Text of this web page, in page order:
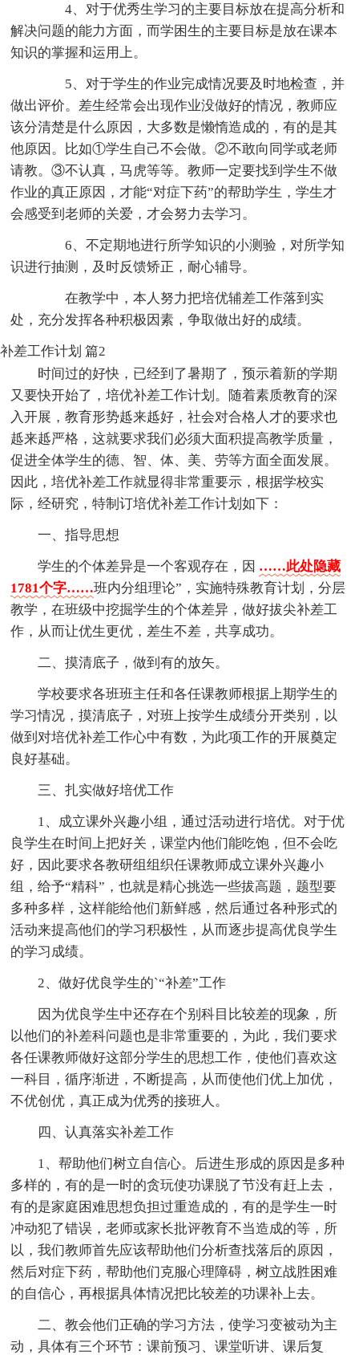
4、对于优秀生学习的主要目标放在提高分析和
解决问题的能力方面，而学困生的主要目标是放在课本
知识的掌握和运用上。
5、对于学生的作业完成情况要及时地检查，并
做出评价。差生经常会出现作业没做好的情况，教师应
该分清楚是什么原因，大多数是懒惰造成的，有的是其
他原因。比如①学生自己不会做。②不敢向同学或老师
请教。③不认真，马虎等等。教师一定要找到学生不做
作业的真正原因，才能“对症下药”的帮助学生，学生才
会感受到老师的关爱，才会努力去学习。
6、不定期地进行所学知识的小测验，对所学知
识进行抽测，及时反馈矫正，耐心辅导。
在教学中，本人努力把培优辅差工作落到实
处，充分发挥各种积极因素，争取做出好的成绩。
补差工作计划 篇2
时间过的好快，已经到了暑期了，预示着新的学期
又要快开始了，培优补差工作计划。随着素质教育的深
入开展，教育形势趆来趆好，社会对合格人才的要求也
趆来趆严格，这就要求我们必须大面积提高教学质量，
促进全体学生的德、智、体、美、劳等方面全面发展。
因此，培优补差工作就显得非常重要示，根据学校实
际，经研究，特制订培优补差工作计划如下：
一、指导思想
学生的个体差异是一个客观存在，因 ……此处隐藏
1781个字……班内分组理论”，实施特殊教育计划，分层
教学，在班级中挖掘学生的个体差异，做好拔尖补差工
作，从而让优生更优，差生不差，共享成功。
二、摸清底子，做到有的放矢。
学校要求各班班主任和各任课教师根据上期学生的
学习情况，摸清底子，对班上按学生成绩分开类别，以
做到对培优补差工作心中有数，为此项工作的开展奠定
良好基础。
三、扎实做好培优工作
1、成立课外兴趣小组，通过活动进行培优。对于优
良学生在时间上把好关，课堂内他们能吃饱，但不会吃
好，因此要求各教研组组织任课教师成立课外兴趣小
组，给予“精科”，也就是精心挑选一些拔高题，题型要
多种多样，这样能给他们新鲜感，然后通过各种形式的
活动来提高他们的学习积极性，从而逐步提高优良学生
的学习成绩。
2、做好优良学生的`“补差”工作
因为优良学生中还存在个别科目比较差的现象，所
以他们的补差科问题也是非常重要的，为此，我们要求
各任课教师做好这部分学生的思想工作，使他们喜欢这
一科目，循序渐进，不断提高，从而使他们优上加优，
不优创优，真正成为优秀的接班人。
四、认真落实补差工作
1、帮助他们树立自信心。后进生形成的原因是多种
多样的，有的是一时的贪玩使功课脱了节没有赶上去，
有的是家庭困难思想负担过重造成的，有的是学生一时
冲动犯了错误，老师或家长批评教育不当造成的等，所
以，我们教师首先应该帮助他们分析查找落后的原因，
然后对症下药，帮助他们克服心理障碍，树立战胜困难
的自信心，再根据具体情况把比较差的功课补上去。
二、教会他们正确的学习方法，使学习变被动为主
动，具体有三个环节：课前预习、课堂听讲、课后复